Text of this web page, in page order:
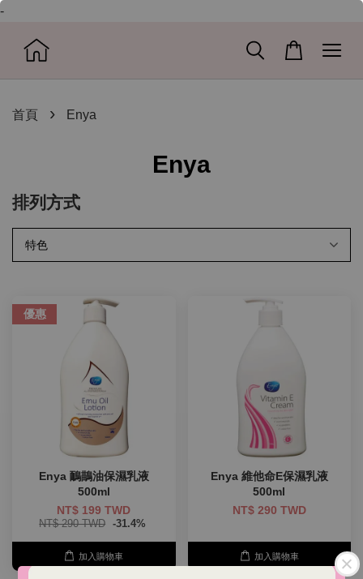
-
首頁 › Enya
Enya
排列方式
優惠
Enya 鴯鶓油保濕乳液
500ml
NT$ 199 TWD
NT$ 290 TWD -31.4%
加入購物車
Enya 維他命E保濕乳液
500ml
NT$ 290 TWD
加入購物車